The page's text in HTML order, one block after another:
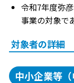
令和7年度弥
事業の対象で
対象者の詳細
中小企業等